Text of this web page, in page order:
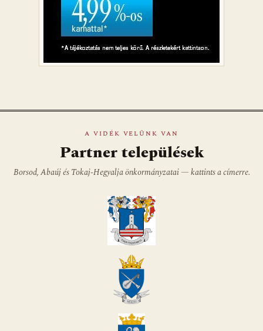
A VIDÉK VELÜNK VAN
Partner települések
Borsod, Abaúj és Tokaj-Hegyalja önkormányzatai — kattints a címerre.